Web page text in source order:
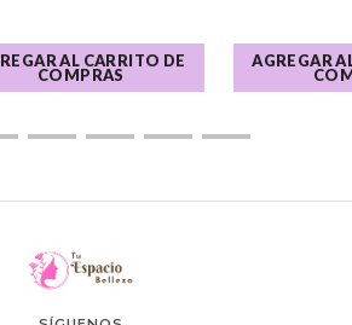
AL CARRITO DE
COMPRAS
AGREGAR